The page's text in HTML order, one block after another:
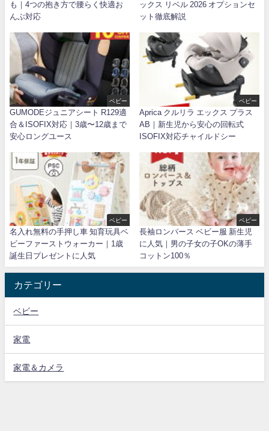
も｜4つの抱き方で腰らく快適お
んぶ対応
ックス リベル 2026 オプションセ
ット徹底解説
ベビー
GUMODEジュニアシート R129適
合＆ISOFIX対応｜3歳〜12歳まで
安心ロングユース
ベビー
Aprica クルリラ エックス プラス
AB｜新生児から安心の回転式
ISOFIX対応チャイルドシー
ベビー
名入れ無料の手押し車 知育玩具ベ
ビーファーストウォーカー｜1歳
誕生日プレゼントに人気
ベビー
長袖ロンパース ベビー服 新生児
に人気｜男の子女の子OKの薄手
コットン100％
カテゴリー
ベビー
家電
家電＆カメラ